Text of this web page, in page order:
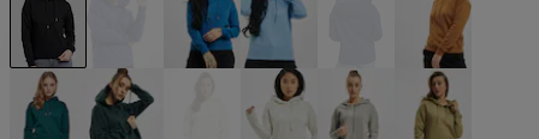
schwarzblau blau blau braun